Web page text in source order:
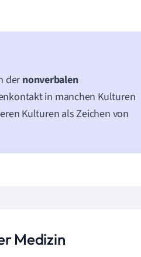
dernonverbalen
in manchen Kulturen
Kulturen als Zeichen von
Medizin